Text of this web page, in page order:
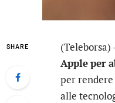
SHARE (Teleborsa)
Appleper
per
alle